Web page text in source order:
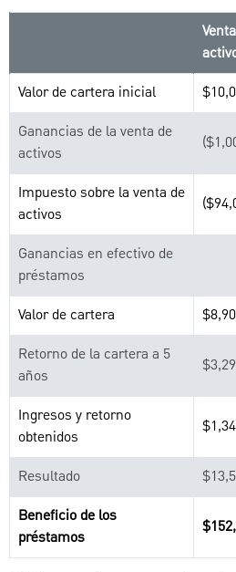
Valor de cartera inicial
Ganancias de la venta de
activos
Impuesto sobre la venta de
activos
Ganancias en efectivo de
préstamos
Valor de cartera
Retorno de la cartera a 5
años
Ingresos y retorno
obtenidos
Resultado
Beneficio de los
préstamos